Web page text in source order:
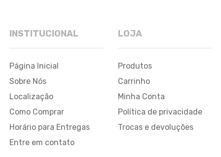
INSTITUCIONAL
Página Inicial
Sobre Nós
Localização
Como Comprar
Horário para Entregas
Entre em contato
LOJA
Produtos
Carrinho
Minha Conta
Política de privacidade
Trocas e devoluções